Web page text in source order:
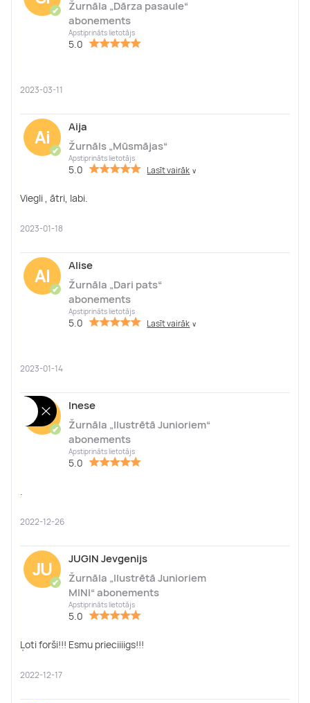
✔
Žurnāla „Dārza pasaule“
abonements
Apstiprināts lietotājs
5.0
2023-03-11
Ai
✔
Aija
Žurnāls „Mūsmājas“
Apstiprināts lietotājs
5.0 Lasīt vairāk ∨
Viegli , ātri, labi.
2023-01-18
Al
✔
Alise
Žurnāla „Dari pats“
abonements
Apstiprināts lietotājs
5.0 Lasīt vairāk ∨
2023-01-14
In
✔
Inese
Žurnāla „Ilustrētā Junioriem“
abonements
Apstiprināts lietotājs
5.0
.
2022-12-26
JU
✔
JUGIN Jevgenijs
Žurnāla „Ilustrētā Junioriem
MINI“ abonements
Apstiprināts lietotājs
5.0
Ļoti forši!!! Esmu prieciiiigs!!!
2022-12-17